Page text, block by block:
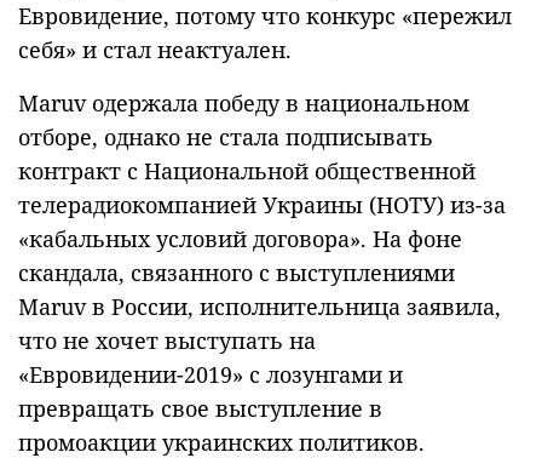
Евровидение, потому что конкурс «пережил
себя» и стал неактуален.
Maruv одержала победу в национальном
отборе, однако не стала подписывать
контракт с Национальной общественной
телерадиокомпанией Украины (НОТУ) из-за
«кабальных условий договора». На фоне
скандала, связанного с выступлениями
Maruv в России, исполнительница заявила,
что не хочет выступать на
«Евровидении-2019» с лозунгами и
превращать свое выступление в
промоакции украинских политиков.